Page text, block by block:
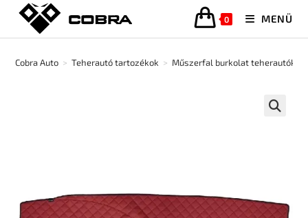
0 MENÜ
Cobra Auto > Teherautó tartozékok > Műszerfal burkolat